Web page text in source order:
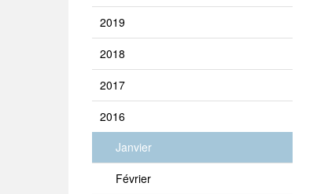
2019
2018
2017
2016
Janvier
Février